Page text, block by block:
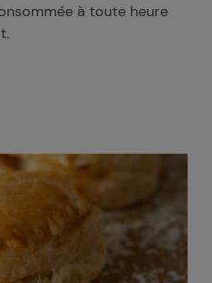
à toute heure